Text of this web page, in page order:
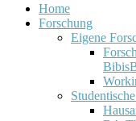
Home
Forschung
Eigene